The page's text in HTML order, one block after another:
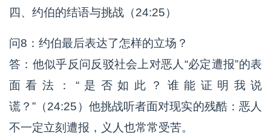
四、约伯的结语与挑战（24:25）
问8：约伯最后表达了怎样的立场？
答：他似乎反问反驳社会上对恶人“必定遭报”的表
面看法：“是否如此？谁能证明我说
谎？”（24:25）他挑战听者面对现实的残酷：恶人
不一定立刻遭报，义人也常常受苦。